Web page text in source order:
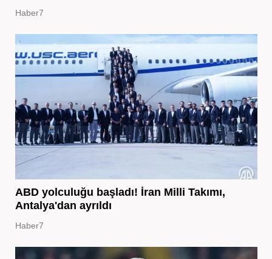
Haber7
ABD yolculuğu başladı! İran Milli Takımı,
Antalya'dan ayrıldı
Haber7